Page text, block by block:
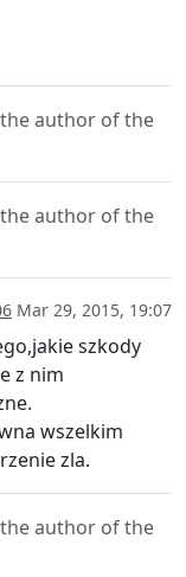
author of the
author of the
Mar 29, 2015, 19:07
szkody
z nim
wszelkim
zla.
author of the